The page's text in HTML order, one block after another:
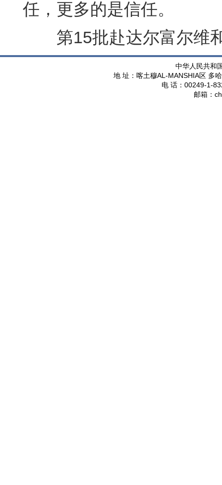
任，更多的是信任。
第15批赴达尔富尔维
中华人民共和
地 址：喀土穆AL-MANSHIA区 多
电 话： 00249-1-
邮箱：